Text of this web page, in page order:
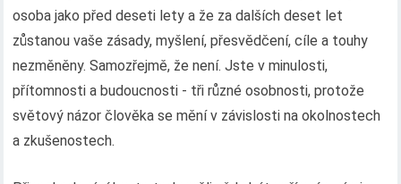
osoba jako před deseti lety a že za dalších deset let
zůstanou vaše zásady, myšlení, přesvědčení, cíle a touhy
nezměněny. Samozřejmě, že není. Jste v minulosti,
přítomnosti a budoucnosti - tři různé osobnosti, protože
světový názor člověka se mění v závislosti na okolnostech
a zkušenostech.